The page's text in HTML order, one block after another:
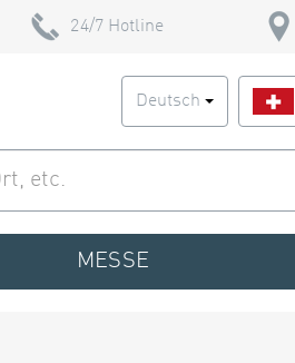
24/7 Hotline
Deutsch
MESSE